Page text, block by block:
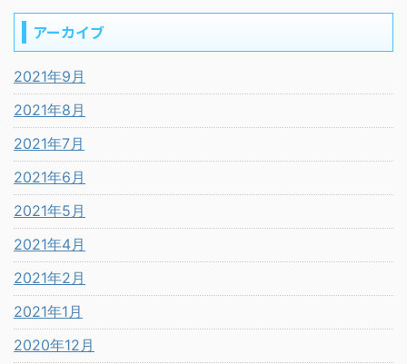
アーカイブ
2021年9月
2021年8月
2021年7月
2021年6月
2021年5月
2021年4月
2021年2月
2021年1月
2020年12月